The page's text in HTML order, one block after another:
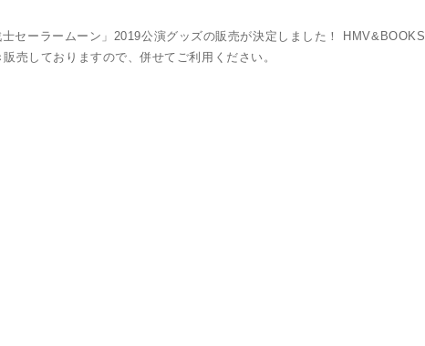
セーラームーン」2019公演グッズの販売が決定しました！ HMV&BOOKS
売しておりますので、併せてご利用ください。